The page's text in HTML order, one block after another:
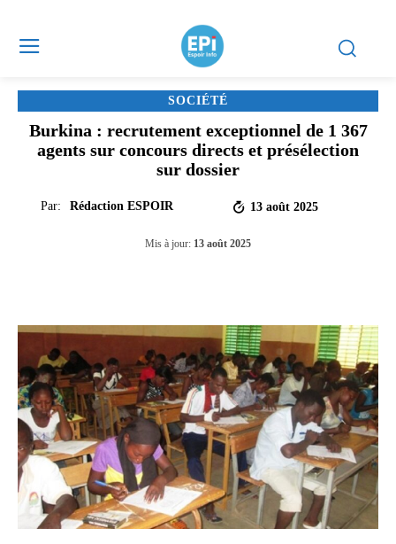
SOCIÉTÉ
Burkina : recrutement exceptionnel de 1 367
agents sur concours directs et présélection
sur dossier
Par: Rédaction ESPOIR 13 août 2025
Mis à jour: 13 août 2025